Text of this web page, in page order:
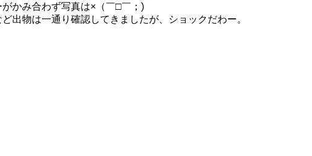
かみ合わず写真は×（￣□￣；)
出物は一通り確認してきましたが、ショックだわー。